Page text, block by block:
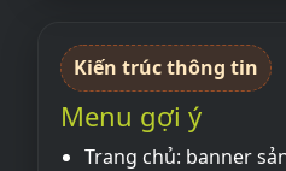
Kiến trúc thông tin
Menu gợi ý
Trang chủ: banner